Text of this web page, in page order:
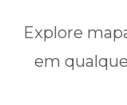
Explore
em